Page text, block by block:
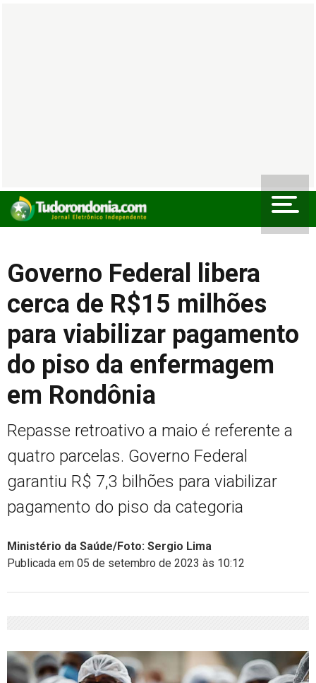
Governo Federal libera
cerca de R$15 milhões
para viabilizar pagamento
do piso da enfermagem
em Rondônia
Repasse retroativo a maio é referente a
quatro parcelas. Governo Federal
garantiu R$ 7,3 bilhões para viabilizar
pagamento do piso da categoria
Ministério da Saúde/Foto: Sergio Lima
Publicada em 05 de setembro de 2023 às 10:12